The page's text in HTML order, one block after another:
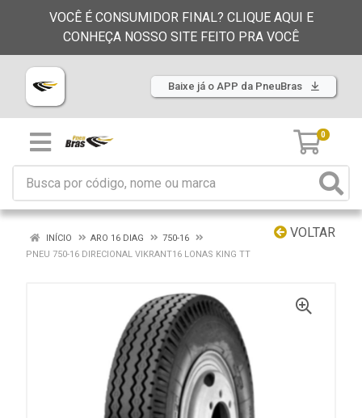
VOCÊ É CONSUMIDOR FINAL? CLIQUE AQUI E
CONHEÇA NOSSO SITE FEITO PRA VOCÊ
Baixe já o APP da PneuBras
0
VOLTAR
INÍCIO ARO 16 DIAG
750-16
PNEU 750-16 DIRECIONAL VIKRANT16 LONAS KING TT